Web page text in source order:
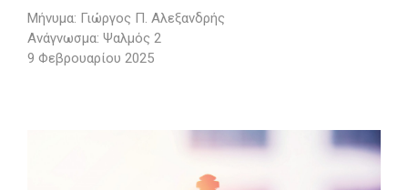
Μήνυμα: Γιώργος Π. Αλεξανδρής
Ανάγνωσμα: Ψαλμός 2
9 Φεβρουαρίου 2025